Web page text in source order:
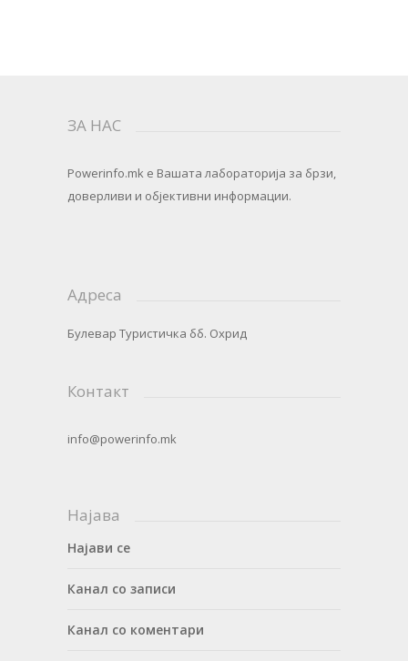
ЗА НАС
Powerinfo.mk e Вашата лабораторија за брзи,
доверливи и објективни информации.
Адреса
Булевар Туристичка бб. Охрид
Контакт
info@powerinfo.mk
Најава
Најави се
Канал со записи
Канал со коментари